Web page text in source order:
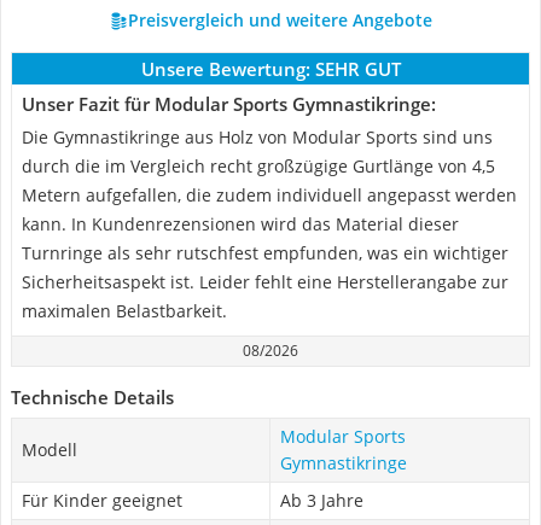
Preisvergleich und weitere Angebote
Unsere Bewertung: SEHR GUT
Unser Fazit für Modular Sports Gymnastikringe:
Die Gymnastikringe aus Holz von Modular Sports sind uns
durch die im Vergleich recht großzügige Gurtlänge von 4,5
Metern aufgefallen, die zudem individuell angepasst werden
kann. In Kundenrezensionen wird das Material dieser
Turnringe als sehr rutschfest empfunden, was ein wichtiger
Sicherheitsaspekt ist. Leider fehlt eine Herstellerangabe zur
maximalen Belastbarkeit.
08/2026
Technische Details
Modell
Modular Sports
Gymnastikringe
Für Kinder geeignet
Ab 3 Jahre